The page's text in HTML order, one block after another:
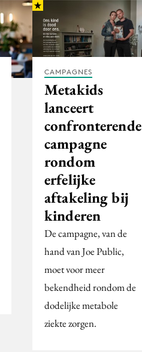
CAMPAGNES
Metakids
lanceert
confronterende
campagne
rondom
erfelijke
aftakeling bij
kinderen
De campagne, van de
hand van Joe Public,
moet voor meer
bekendheid rondom de
dodelijke metabole
ziekte zorgen.